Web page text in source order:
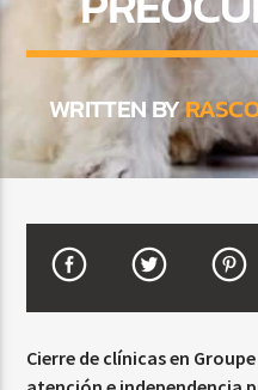
CURRENT SHOW
12:00 AM 2:00 AM
Beone Radio
WRITTEN BY
Cierre de clínicas en